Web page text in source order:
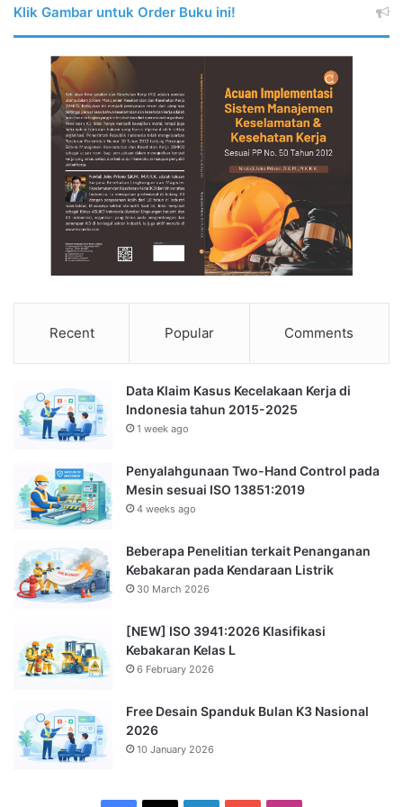
Klik Gambar untuk Order Buku ini!
Recent Popular Comments
Data Klaim Kasus Kecelakaan Kerja di
Indonesia tahun 2015-2025
1 week ago
Penyalahgunaan Two-Hand Control pada
Mesin sesuai ISO 13851:2019
4 weeks ago
Beberapa Penelitian terkait Penanganan
Kebakaran pada Kendaraan Listrik
30 March 2026
[NEW] ISO 3941:2026 Klasifikasi
Kebakaran Kelas L
6 February 2026
Free Desain Spanduk Bulan K3 Nasional
2026
10 January 2026